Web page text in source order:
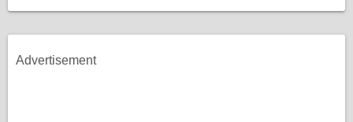
Advertisement